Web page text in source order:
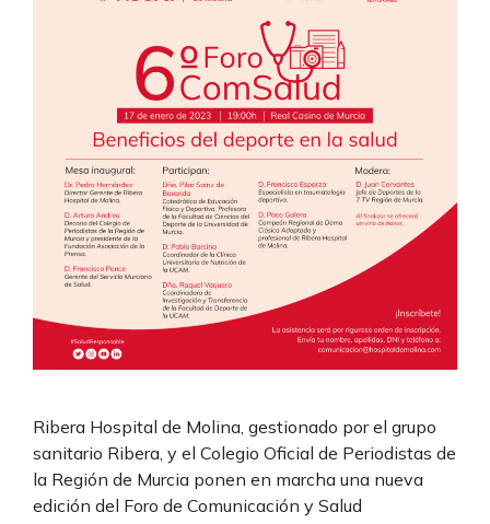
Ribera Hospital de Molina, gestionado por el grupo
sanitario Ribera, y el Colegio Oficial de Periodistas de
la Región de Murcia ponen en marcha una nueva
edición del Foro de Comunicación y Salud